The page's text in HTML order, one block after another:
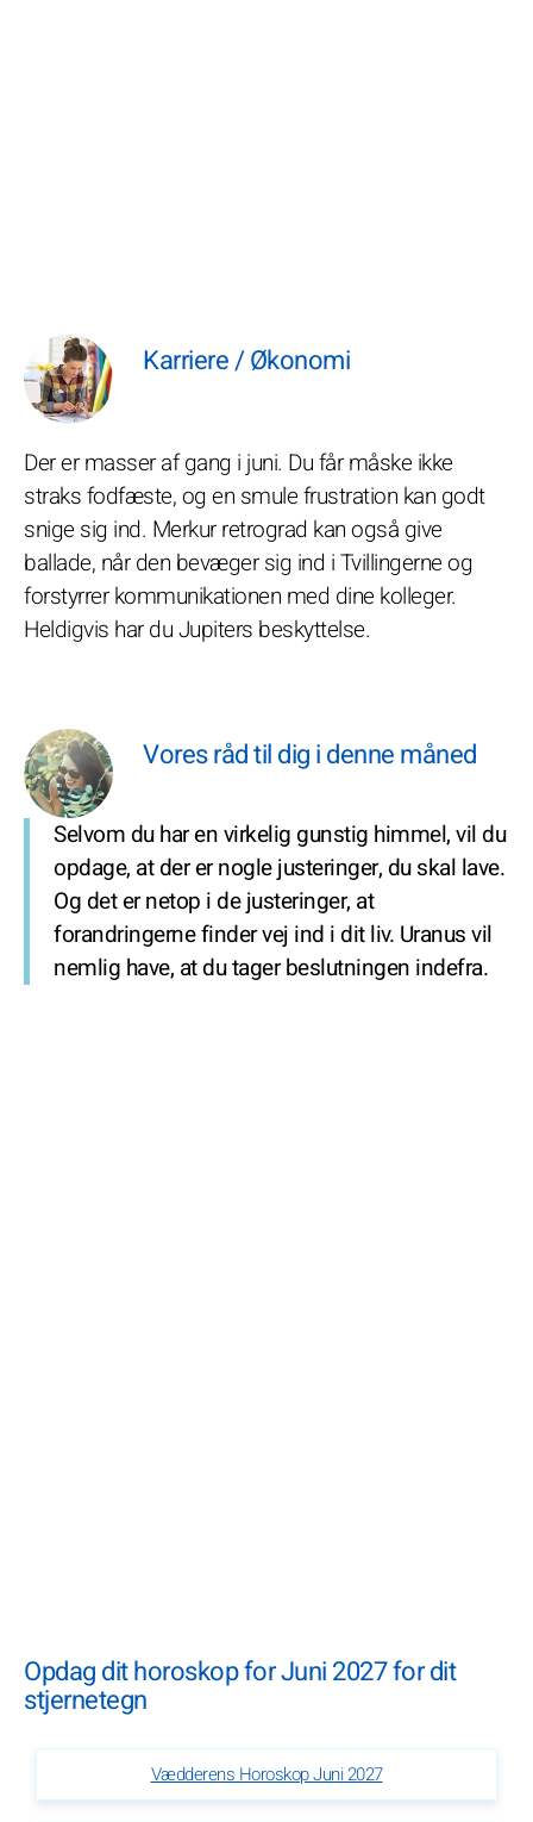
Karriere / Økonomi
Der er masser af gang i juni. Du får måske ikke
straks fodfæste, og en smule frustration kan godt
snige sig ind. Merkur retrograd kan også give
ballade, når den bevæger sig ind i Tvillingerne og
forstyrrer kommunikationen med dine kolleger.
Heldigvis har du Jupiters beskyttelse.
Vores råd til dig i denne måned
Selvom du har en virkelig gunstig himmel, vil du
opdage, at der er nogle justeringer, du skal lave.
Og det er netop i de justeringer, at
forandringerne finder vej ind i dit liv. Uranus vil
nemlig have, at du tager beslutningen indefra.
Opdag dit horoskop for Juni 2027 for dit
stjernetegn
Vædderens Horoskop Juni 2027